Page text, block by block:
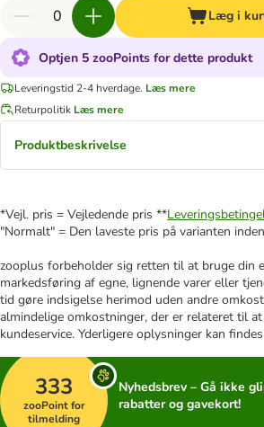
Læg i
Optjen 5 zooPoints for dette produkt
Leveringstid 2-4 hverdage. Læs mere
Returpolitik Læs mere
Produktbeskrivelse
*Vejl. pris = Vejledende pris **
"Normalt" = Den laveste pris på varianten
zooplus forbeholder sig retten til at bruge din
markedsføring af egne, lignende varer eller
tid gøre indsigelse herimod uden andre
almindelige omkostninger, der er relateret til
kundeservice. Yderligere oplysninger kan
333
zooPoint for
tilmelding
Nyhedsbrev – Gå ikke
rabatter og gavekort!